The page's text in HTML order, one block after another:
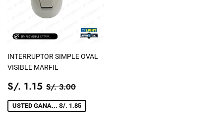
INTERRUPTOR SIMPLE OVAL
VISIBLE MARFIL
PRECIO
DE
VENTA
S/. 1.15 S/.
1.15
PRECIO TIENDA
S/. 3.00
USTED GANA... S/. 1.85